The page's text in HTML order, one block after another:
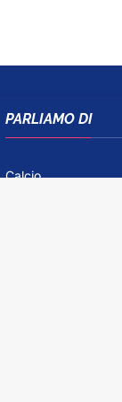
PARLIAMO DI
Calcio